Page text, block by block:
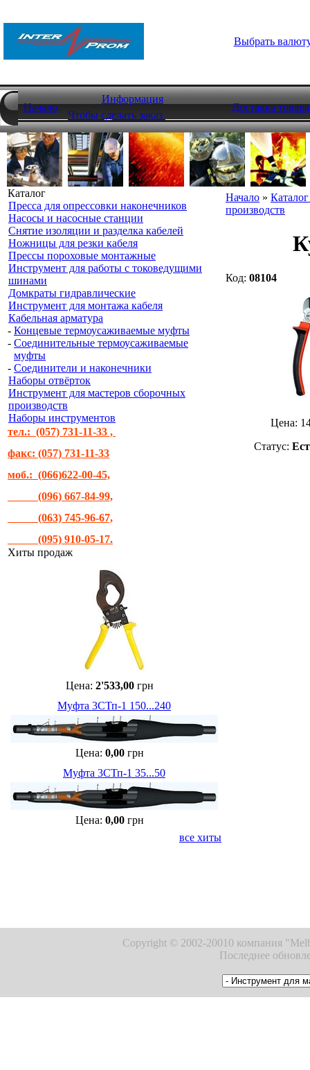
Выбрать
Начало
Информация
Чтобы сделать заказ
Доставка товара
Каталог
Пресса для опрессовки наконечников
Насосы и насосные станции
Снятие изоляции и разделка кабелей
Ножницы для резки кабеля
Прессы пороховые монтажные
Инструмент для работы с токоведущими
шинами
Домкраты гидравлические
Инструмент для монтажа кабеля
Кабельная арматура
- Концевые термоусаживаемые муфты
- Соединительные термоусаживаемые
муфты
- Соединители и наконечники
Наборы отвёрток
Инструмент для мастеров сборочных
производств
Наборы инструментов
тел.: (057) 731-11-33 ,
факс: (057) 731-11-33
моб.: (066)622-00-45,
(096) 667-84-99,
(063) 745-96-67,
(095) 910-05-17.
Хиты продаж
Цена: 2'533,00 грн
Муфта 3СТп-1 150...240
Цена: 0,00 грн
Муфта 3СТп-1 35...50
Цена: 0,00 грн
все хиты
Начало »
производств
Код: 08104
Цена:
Статус:
Copyright © 2002-20010 компания
Последнее